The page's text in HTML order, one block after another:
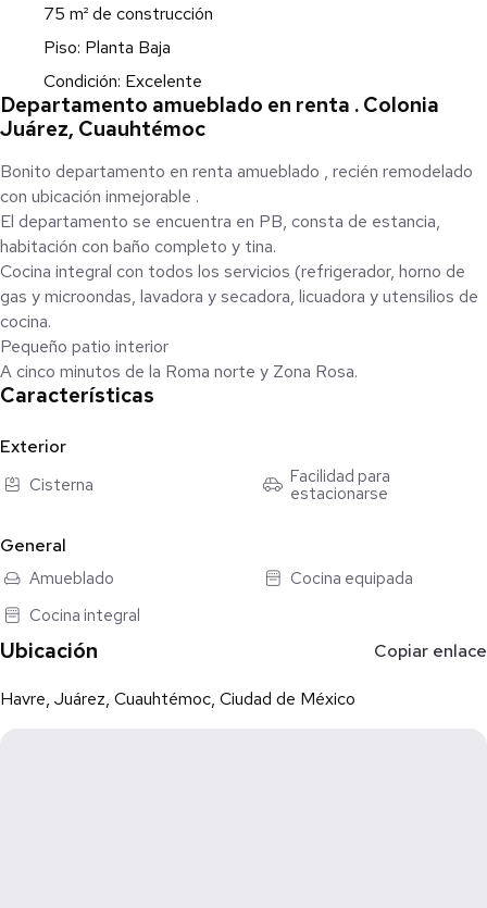
75 m² de construcción
Piso: Planta Baja
Condición: Excelente
Departamento amueblado en renta . Colonia
Juárez, Cuauhtémoc
Bonito departamento en renta amueblado , recién remodelado
con ubicación inmejorable .
El departamento se encuentra en PB, consta de estancia,
habitación con baño completo y tina.
Cocina integral con todos los servicios (refrigerador, horno de
gas y microondas, lavadora y secadora, licuadora y utensilios de
cocina.
Pequeño patio interior
A cinco minutos de la Roma norte y Zona Rosa.
Características
Exterior
Cisterna
Facilidad para
estacionarse
General
Amueblado
Cocina equipada
Cocina integral
Ubicación Copiar enlace
Havre, Juárez, Cuauhtémoc, Ciudad de México